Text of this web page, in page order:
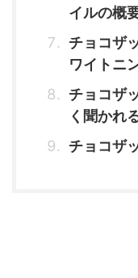
イルの概
チョコザ
ワイトニ
チョコザ
く聞かれ
チョコザ